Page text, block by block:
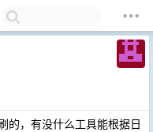
的，有没什么工具能根据日